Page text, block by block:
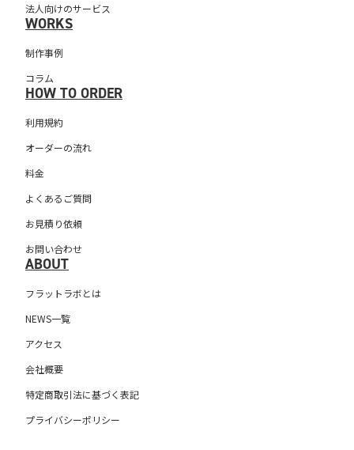
法人向けのサービス
WORKS
制作事例
コラム
HOW TO ORDER
利用規約
オーダーの流れ
料金
よくあるご質問
お見積り依頼
お問い合わせ
ABOUT
フラットラボとは
NEWS一覧
アクセス
会社概要
特定商取引法に基づく表記
プライバシーポリシー